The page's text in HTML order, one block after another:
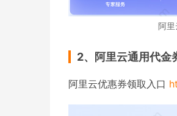
阿
2、阿里云通用代金
阿里云优惠券领取入口